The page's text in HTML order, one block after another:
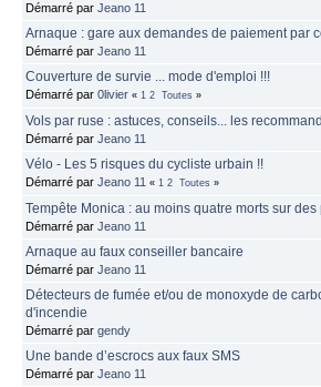
Démarré par Jeano 11
Arnaque : gare aux demandes de paiement par
Démarré par Jeano 11
Couverture de survie ... mode d'emploi !!!
Démarré par 0livier « 1 2 Toutes »
Vols par ruse : astuces, conseils... les
Démarré par Jeano 11
Vélo - Les 5 risques du cycliste urbain !!
Démarré par Jeano 11 « 1 2 Toutes »
Tempête Monica : au moins quatre morts sur
Démarré par Jeano 11
Arnaque au faux conseiller bancaire
Démarré par Jeano 11
Détecteurs de fumée et/ou de monoxyde de
d'incendie
Démarré par gendy
Une bande d’escrocs aux faux SMS
Démarré par Jeano 11